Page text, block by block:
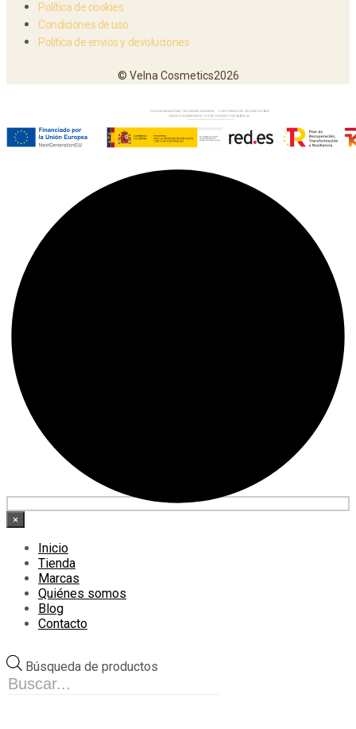
Política de cookies
Condiciones de uso
Política de envíos y devoluciones
© Velna Cosmetics2026
×
Inicio
Tienda
Marcas
Quiénes somos
Blog
Contacto
Búsqueda de productos